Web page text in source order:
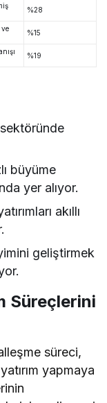
%28
%15
%19
büyüme
yer alıyor.
akıllı
geliştirmek
Süreçlerini
süreci,
yapmaya